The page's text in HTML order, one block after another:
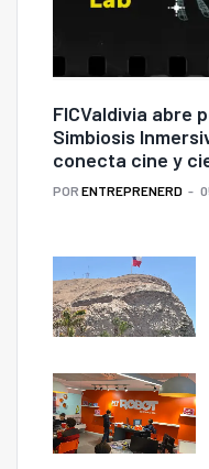
FICValdivia abre
Simbiosis
conecta cine y
POR ENTREPRENERD